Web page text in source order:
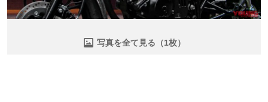
写真を全て見る（1枚）